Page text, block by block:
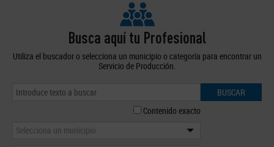
Busca aquí tu Profesional
Utiliza el buscador o selecciona un municipio o categoría para encontrar un
Servicio de Producción.
BUSCAR
Contenido exacto
Selecciona un municipio